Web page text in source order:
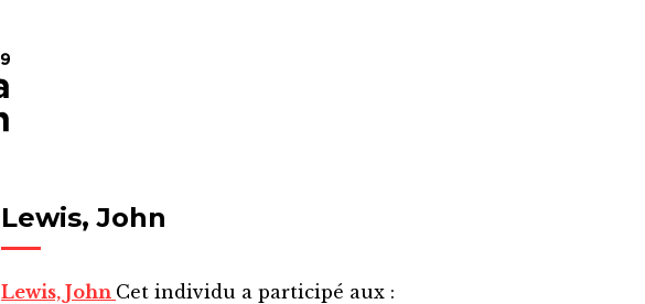
Lewis, John
Lewis, John Cet individu a participé aux :